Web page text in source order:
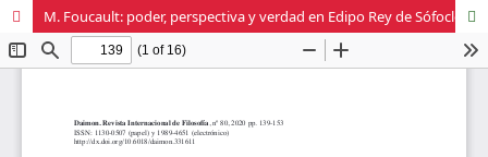
M. Foucault: poder, perspectiva y verdad en Edipo Rey de Sófocles